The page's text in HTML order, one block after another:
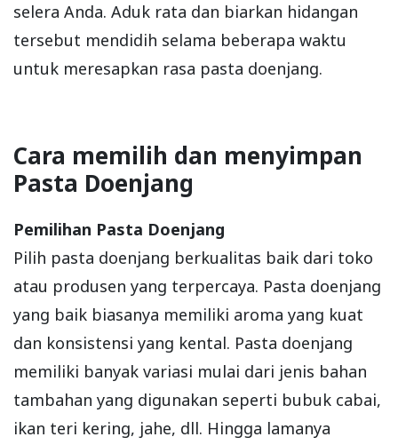
selera Anda. Aduk rata dan biarkan hidangan
tersebut mendidih selama beberapa waktu
untuk meresapkan rasa pasta doenjang.
Cara memilih dan menyimpan
Pasta Doenjang
Pemilihan Pasta Doenjang
Pilih pasta doenjang berkualitas baik dari toko
atau produsen yang terpercaya. Pasta doenjang
yang baik biasanya memiliki aroma yang kuat
dan konsistensi yang kental. Pasta doenjang
memiliki banyak variasi mulai dari jenis bahan
tambahan yang digunakan seperti bubuk cabai,
ikan teri kering, jahe, dll. Hingga lamanya